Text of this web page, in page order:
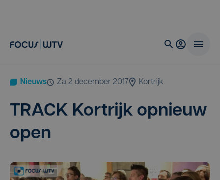
Nieuws za 2 december 2017 Kortrijk
TRACK Kort­rijk opnieuw
open